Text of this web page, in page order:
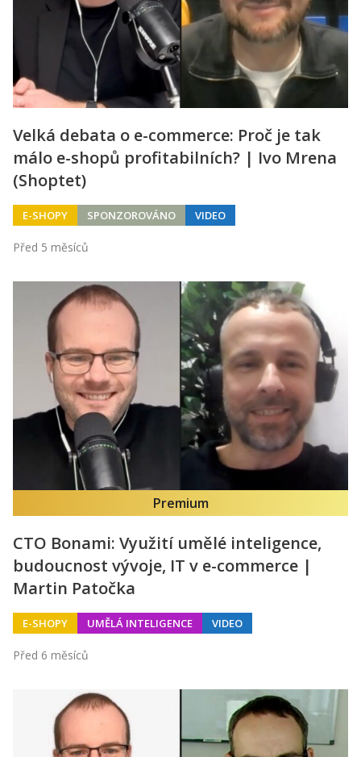
Velká debata o e-commerce: Proč je tak
málo e-shopů profitabilních? | Ivo Mrena
(Shoptet)
E-SHOPY SPONZOROVÁNO VIDEO
Před 5 měsíců
Premium
CTO Bonami: Využití umělé inteligence,
budoucnost vývoje, IT v e-commerce |
Martin Patočka
E-SHOPY UMĚLÁ INTELIGENCE VIDEO
Před 6 měsíců